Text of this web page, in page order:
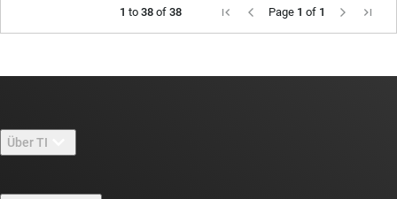
1 to 38 of 38 Page 1 of 1
Über TI